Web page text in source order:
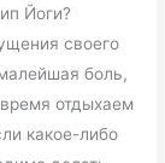
Йоги?
своего
боль,
отдыхаем
какое-либо